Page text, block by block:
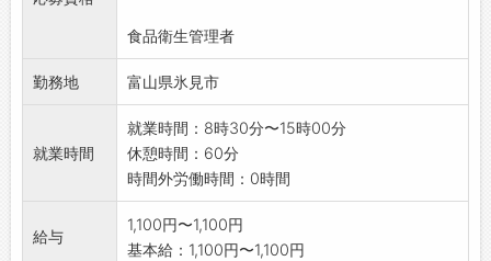
食品衛生管理者
勤務地 富山県氷見市
就業時間
就業時間：8時30分〜15時00分
休憩時間：60分
時間外労働時間：0時間
給与
1,100円〜1,100円
基本給：1,100円〜1,100円